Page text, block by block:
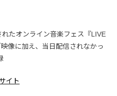
たオンライン音楽フェス『LIVE
像に加え、当日配信されなかっ
イト